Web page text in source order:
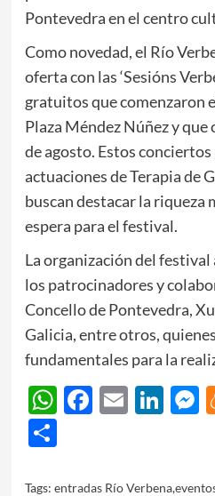
Pontevedra en el centro
Como novedad, el Río
oferta con las ‘Sesións
gratuitos que comenzaron
Plaza Méndez Núñez y
de agosto. Estos
actuaciones de Terapia de
buscan destacar la riqueza
espera para el festival.
La organización del festival
los patrocinadores y
Concello de Pontevedra,
Galicia, entre otros,
fundamentales para la
WhatsApp
Facebook
Email
Share
Tags: entradas Río Verbena,